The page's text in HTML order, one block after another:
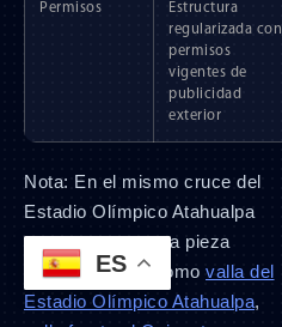
Permisos
Estructura
regularizada con
permisos
vigentes de
publicidad
exterior
Nota: En el mismo cruce del
Estadio Olímpico Atahualpa
contamos con otra pieza
OOH indexada como valla del
Estadio Olímpico Atahualpa,
ES